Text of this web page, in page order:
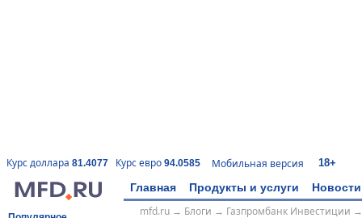
Курс доллара 81.4077 Курс евро 94.0585 Мобильная версия 18+
Главная Продукты и услуги Новости
mfd.ru→ Блоги → Газпромбанк Инвестиции